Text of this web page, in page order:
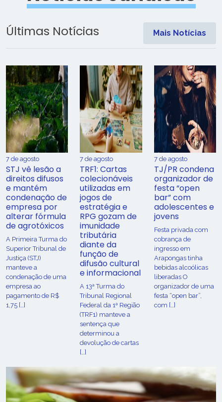
Últimas Notícias Mais Notícias
7 de agosto
STJ vê lesão a
direitos difusos
e mantém
condenação de
empresa por
alterar fórmula
de agrotóxicos
​A Primeira Turma do
Superior Tribunal de
Justiça (STJ)
manteve a
condenação de uma
empresa ao
pagamento de R$
1,75 […]
7 de agosto
TRF1: Cartas
colecionáveis
utilizadas em
jogos de
estratégia e
RPG gozam de
imunidade
tributária
diante da
função de
difusão cultural
e informacional
A 13ª Turma do
Tribunal Regional
Federal da 1ª Região
(TRF1) manteve a
sentença que
determinou a
devolução de cartas
[…]
7 de agosto
TJ/PR condena
organizador de
festa “open
bar” com
adolescentes e
jovens
Festa privada com
cobrança de
ingresso em
Arapongas tinha
bebidas alcoólicas
liberadas O
organizador de uma
festa “open bar”,
com […]